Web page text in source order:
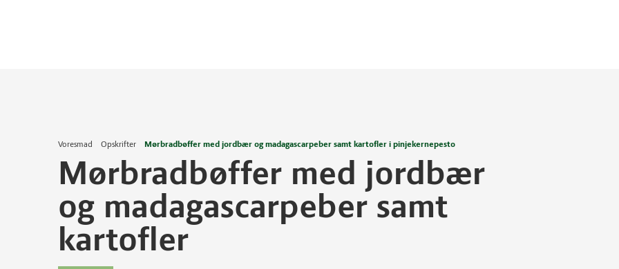
Voresmad Opskrifter Mørbradbøffer med jordbær og madagascarpeber samt kartofler i pinjekernepesto
Mørbradbøffer med jordbær
og madagascarpeber samt
kartofler